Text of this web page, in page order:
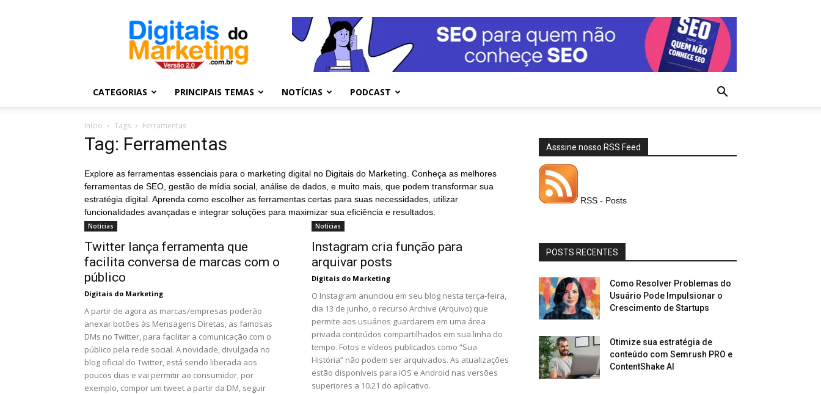
Digitais
Marketing
CATEGORIAS PRINCIPAIS TEMAS NOTÍCIAS PODCAST
Início Tags Ferramentas
Tag: Ferramentas
Explore as ferramentas essenciais para o marketing digital no Digitais do Marketing. Conheça as melhores
ferramentas de SEO, gestão de mídia social, análise de dados, e muito mais, que podem transformar sua
estratégia digital. Aprenda como escolher as ferramentas certas para suas necessidades, utilizar
funcionalidades avançadas e integrar soluções para maximizar sua eficiência e resultados.
Notícias
Twitter lança ferramenta que
facilita conversa de marcas com o
público
Digitais do Marketing
A partir de agora as marcas/empresas poderão
anexar botões às Mensagens Diretas, as famosas
DMs no Twitter, para facilitar a comunicação com o
público pela rede social. A novidade, divulgada no
blog oficial do Twitter, está sendo liberada aos
poucos dias e vai permitir ao consumidor, por
exemplo, compor um tweet a partir da DM, seguir
Notícias
Instagram cria função para
arquivar posts
Digitais do Marketing
O Instagram anunciou em seu blog nesta terça-feira,
dia 13 de junho, o recurso Archive (Arquivo) que
permite aos usuários guardarem em uma área
privada conteúdos compartilhados em sua linha do
tempo. Fotos e vídeos publicados como “Sua
História” não podem ser arquivados. As atualizações
estão disponíveis para iOS e Android nas versões
superiores a 10.21 do aplicativo.
Asssine nosso RSS Feed
RSS - Posts
POSTS RECENTES
Como Resolver Problemas do
Usuário Pode Impulsionar o
Crescimento de Startups
Otimize sua estratégia de
conteúdo com Semrush PRO e
ContentShake AI